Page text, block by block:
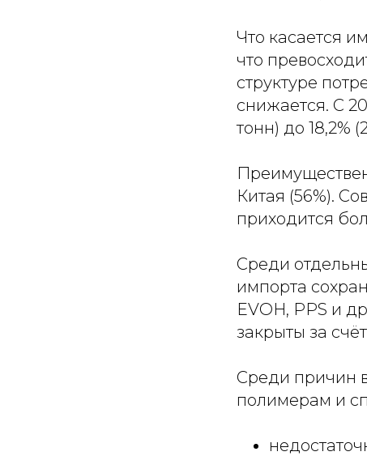
Что касается
что
структуре
снижается. С
тонн) до 18,2%
Китая (56%).
приходится
Среди
импорта
EVOH, PPS и
закрыты за
Среди причин
полимерам и